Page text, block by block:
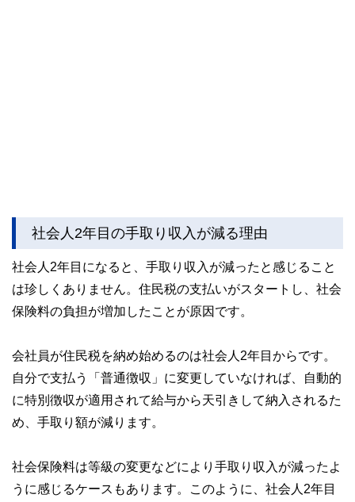
社会人2年目の手取り収入が減る理由
社会人2年目になると、手取り収入が減ったと感じること
は珍しくありません。住民税の支払いがスタートし、社会
保険料の負担が増加したことが原因です。
会社員が住民税を納め始めるのは社会人2年目からです。
自分で支払う「普通徴収」に変更していなければ、自動的
に特別徴収が適用されて給与から天引きして納入されるた
め、手取り額が減ります。
社会保険料は等級の変更などにより手取り収入が減ったよ
うに感じるケースもあります。このように、社会人2年目